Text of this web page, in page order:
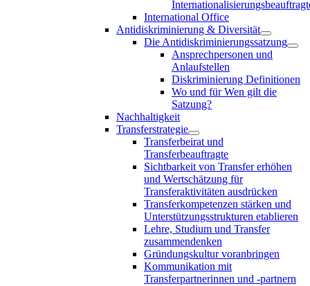
International Office
Antidiskriminierung & Diversität
Die Antidiskriminierungssatzung
Ansprechpersonen und
Anlaufstellen
Diskriminierung Definitionen
Wo und für Wen gilt die
Satzung?
Nachhaltigkeit
Transferstrategie
Transferbeirat und
Transferbeauftragte
Sichtbarkeit von Transfer erhöhen
und Wertschätzung für
Transferaktivitäten ausdrücken
Transferkompetenzen stärken und
Unterstützungsstrukturen etablieren
Lehre, Studium und Transfer
zusammendenken
Gründungskultur voranbringen
Kommunikation mit
Transferpartnerinnen und -partnern